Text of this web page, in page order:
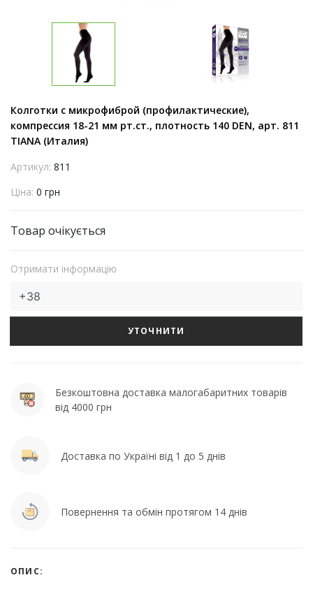
Колготки с микрофиброй (профилактические),
компрессия 18-21 мм рт.ст., плотность 140 DEN, арт. 811
TIANA (Италия)
Артикул: 811
Ціна: 0 грн
Товар очікується
Отримати інформацію
УТОЧНИТИ
Безкоштовна доставка малогабаритних товарів
від 4000 грн
Доставка по Україні від 1 до 5 днів
Повернення та обмін протягом 14 днів
ОПИС: